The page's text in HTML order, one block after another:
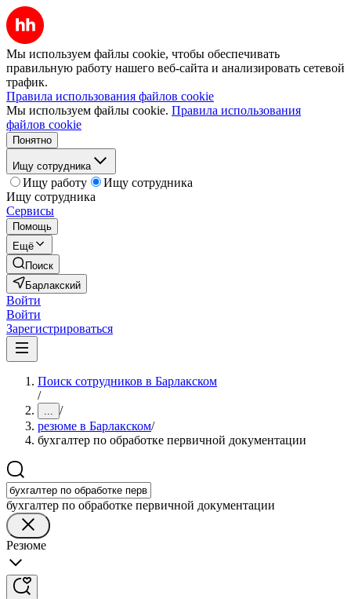
Мы используем файлы cookie, чтобы обеспечивать
правильную работу нашего веб-сайта и анализировать сетевой
трафик.
Правила использования файлов cookie
Мы используем файлы cookie. Правила использования
файлов cookie
Понятно
Ищу сотрудника
Ищу работу
Ищу сотрудника
Ищу сотрудника
Сервисы
Помощь
Ещё
Поиск
Барлакский
Войти
Войти
Зарегистрироваться
Поиск сотрудников в Барлакском
/
... /
резюме в Барлакском/
бухгалтер по обработке первичной документации
бухгалтер по обработке первичной документации
Резюме